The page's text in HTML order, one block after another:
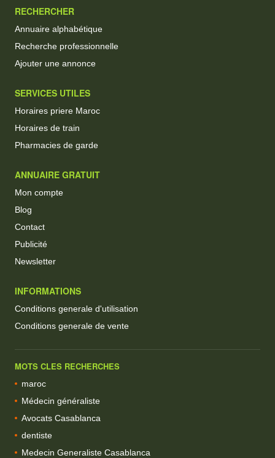
RECHERCHER
Annuaire alphabétique
Recherche professionnelle
Ajouter une annonce
SERVICES UTILES
Horaires priere Maroc
Horaires de train
Pharmacies de garde
ANNUAIRE GRATUIT
Mon compte
Blog
Contact
Publicité
Newsletter
INFORMATIONS
Conditions generale d'utilisation
Conditions generale de vente
MOTS CLES RECHERCHES
maroc
Médecin généraliste
Avocats Casablanca
dentiste
Medecin Generaliste Casablanca